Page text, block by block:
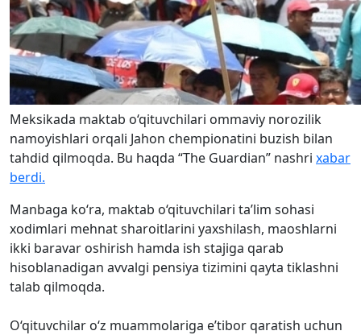
Meksikada maktab o‘qituvchilari ommaviy norozilik
namoyishlari orqali Jahon chempionatini buzish bilan
tahdid qilmoqda. Bu haqda “The Guardian” nashri xabar
berdi.
Manbaga ko‘ra, maktab o‘qituvchilari ta’lim sohasi
xodimlari mehnat sharoitlarini yaxshilash, maoshlarni
ikki baravar oshirish hamda ish stajiga qarab
hisoblanadigan avvalgi pensiya tizimini qayta tiklashni
talab qilmoqda.
O‘qituvchilar o‘z muammolariga e’tibor qaratish uchun